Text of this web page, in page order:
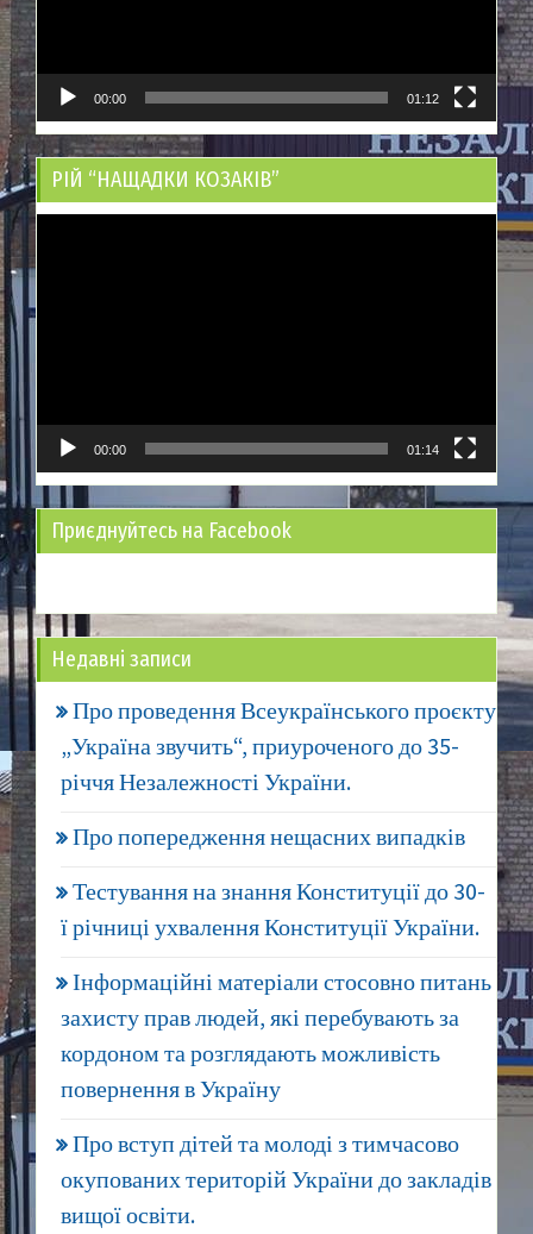
00:00 01:12
РІЙ “НАЩАДКИ КОЗАКІВ”
00:00 01:14
Приєднуйтесь на Facebook
Недавні записи
Про проведення Всеукраїнського проєкту
„Україна звучить“, приуроченого до 35-
річчя Незалежності України.
Про попередження нещасних випадків
Тестування на знання Конституції до 30-
ї річниці ухвалення Конституції України.
Інформаційні матеріали стосовно питань
захисту прав людей, які перебувають за
кордоном та розглядають можливість
повернення в Україну
Про вступ дітей та молоді з тимчасово
окупованих територій України до закладів
вищої освіти.